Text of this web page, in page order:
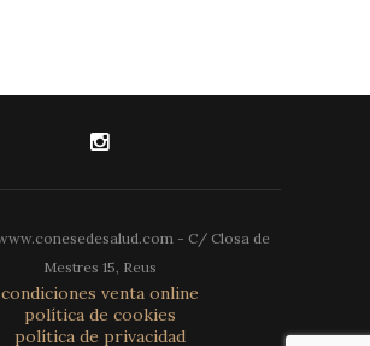
- C/ Closa de
Mestres 15, Reus
condiciones venta online
política de cookies
política de privacidad